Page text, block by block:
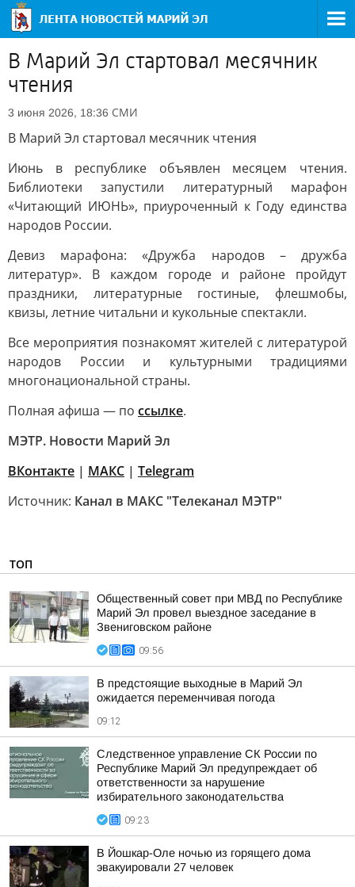
В Марий Эл стартовал месячник
чтения
3 июня 2026, 18:36 СМИ
В Марий Эл стартовал месячник чтения
Июнь в республике объявлен месяцем чтения.
Библиотеки запустили литературный марафон
«Читающий ИЮНЬ», приуроченный к Году единства
народов России.
Девиз марафона: «Дружба народов – дружба
литератур». В каждом городе и районе пройдут
праздники, литературные гостиные, флешмобы,
квизы, летние читальни и кукольные спектакли.
Все мероприятия познакомят жителей с литературой
народов России и культурными традициями
многонациональной страны.
Полная афиша — по ссылке.
МЭТР. Новости Марий Эл
ВКонтакте | MAКС | Telegram
Источник: Канал в МАКС "Телеканал МЭТР"
ТОП
Общественный совет при МВД по Республике
Марий Эл провел выездное заседание в
Звениговском районе
09:56
В предстоящие выходные в Марий Эл
ожидается переменчивая погода
09:12
Следственное управление СК России по
Республике Марий Эл предупреждает об
ответственности за нарушение
избирательного законодательства
09:23
В Йошкар-Оле ночью из горящего дома
эвакуировали 27 человек